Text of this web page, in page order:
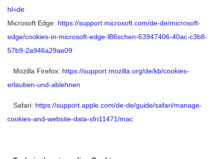
hl=de
Microsoft Edge: https://support.microsoft.com/de-de/microsoft-
edge/cookies-in-microsoft-edge-lB6schen-63947406-40ac-c3b8-
57b9-2a946a29ae09
Mozilla Firefox: https://support.mozilla.org/de/kb/cookies-
erlauben-und-ablehnen
Safari: https://support.apple.com/de-de/guide/safari/manage-
cookies-and-website-data-sfri11471/mac